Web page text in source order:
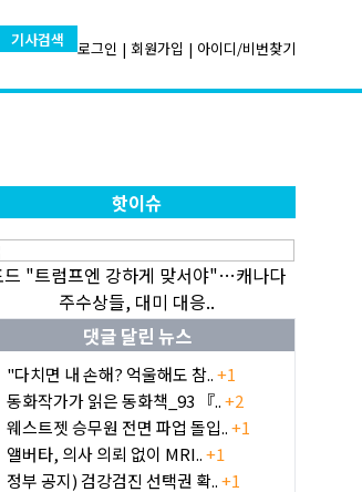
기사검색 로그인 | 회원가입 | 아이디/비번찾기
핫이슈
드 "트럼프엔 강하게 맞서야"…캐나다
주수상들, 대미 대응..
댓글 달린 뉴스
"다치면 내 손해? 억울해도 참..+1
동화작가가 읽은 동화책_93 『..+2
웨스트젯 승무원 전면 파업 돌입..+1
앨버타, 의사 의뢰 없이 MRI..+1
정부 공지) 검강검진 선택권 확..+1